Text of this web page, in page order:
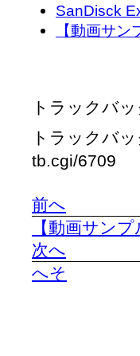
SanDisck
【動画サ
トラックバ
トラックバ
tb.cgi/6709
前へ
【動画サン
次へ
へそ